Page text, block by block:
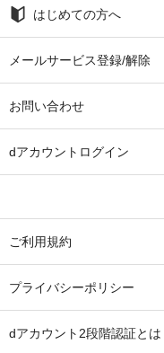
はじめての方へ
メールサービス登録/解除
お問い合わせ
dアカウントログイン
ご利用規約
プライバシーポリシー
dアカウント2段階認証とは